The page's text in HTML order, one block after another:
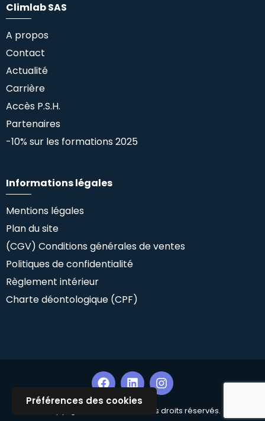
Préférences des cookies
Climlab SAS
A propos
Contact
Actualité
Carrière
Accès P.S.H.
Partenaires
-10% sur les formations 2025
Informations légales
Mentions légales
Plan du site
(CGV) Conditions générales de ventes
Politiques de confidentialité
Règlement intérieur
Charte déontologique (CPF)
Copyright ©Climlab SAS. Tous droits réservés.